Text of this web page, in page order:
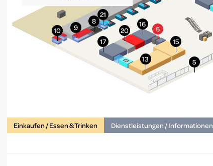
Einkaufen / Essen & Trinken Dienstleistungen / Informationen